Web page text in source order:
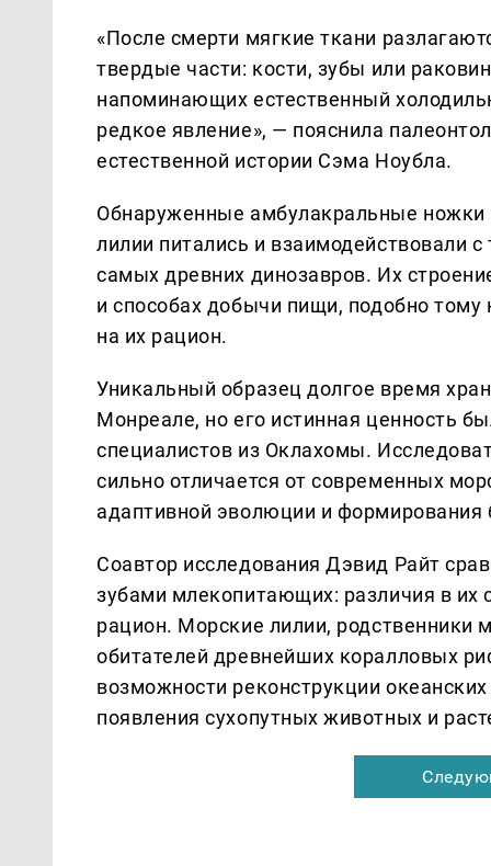
«После смерти мягкие ткани
твердые части: кости, зубы или
напоминающих естественный
редкое явление», — пояснила
естественной истории Сэма Ноубла.
Обнаруженные амбулакральные
лилии питались и взаимодействовали
самых древних динозавров. Их
и способах добычи пищи, подобно
на их рацион.
Уникальный образец долгое время
Монреале, но его истинная ценность
специалистов из Оклахомы.
сильно отличается от современных
адаптивной эволюции и
Соавтор исследования Дэвид Райт
зубами млекопитающих: различия в их
рацион. Морские лилии, родственники
обитателей древнейших коралловых
возможности реконструкции
появления сухопутных животных и